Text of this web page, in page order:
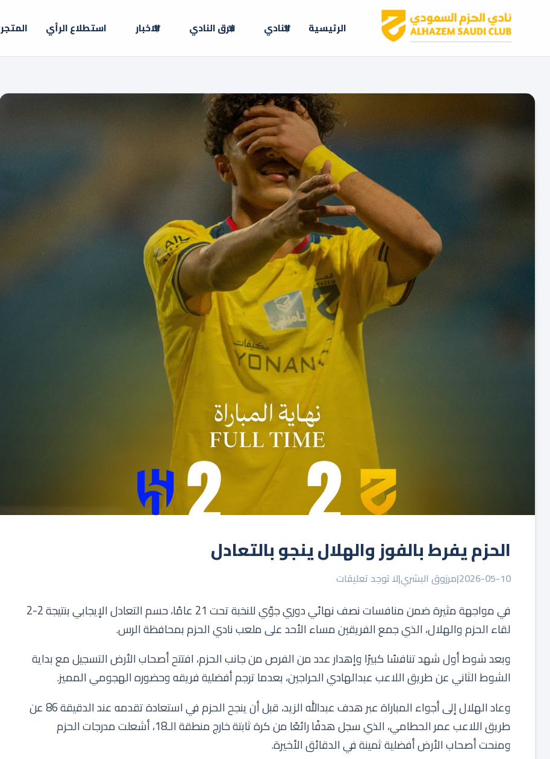
الرئيسية النادي فرق النادي الاخبار استطلاع الرأي المتجر
الحزم يفرط بالفوز والهلال ينجو بالتعادل
2026-05-10
|مرزوق البشري|لا توجد تعليقات
في مواجهة مثيرة ضمن منافسات نصف نهائي دوري جوّي للنخبة تحت 21 عامًا، حسم التعادل الإيجابي بنتيجة 2-2
لقاء الحزم والهلال، الذي جمع الفريقين مساء الأحد على ملعب نادي الحزم بمحافظة الرس.
وبعد شوط أول شهد تنافسًا كبيرًا وإهدار عدد من الفرص من جانب الحزم، افتتح أصحاب الأرض التسجيل مع بداية
الشوط الثاني عن طريق اللاعب عبدالهادي الحراجين، بعدما ترجم أفضلية فريقه وحضوره الهجومي المميز.
وعاد الهلال إلى أجواء المباراة عبر هدف عبدالله الزيد، قبل أن ينجح الحزم في استعادة تقدمه عند الدقيقة 86 عن
طريق اللاعب عمر الحطامي، الذي سجل هدفًا رائعًا من كرة ثابتة خارج منطقة الـ18، أشعلت مدرجات الحزم
ومنحت أصحاب الأرض أفضلية ثمينة في الدقائق الأخيرة.